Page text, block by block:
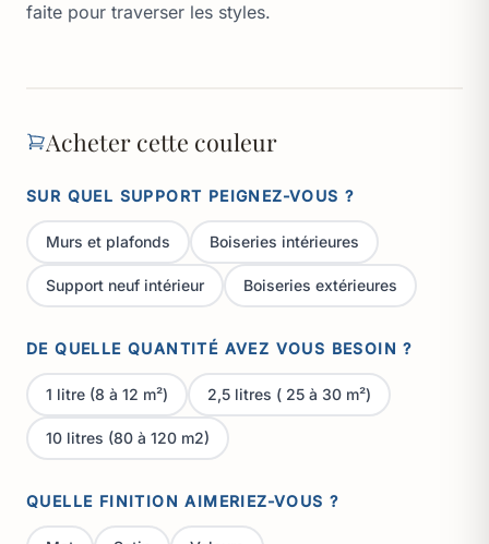
faite pour traverser les styles.
Acheter cette couleur
SUR QUEL SUPPORT PEIGNEZ-VOUS ?
Murs et plafonds Boiseries intérieures
Support neuf intérieur Boiseries extérieures
DE QUELLE QUANTITÉ AVEZ VOUS BESOIN ?
1 litre (8 à 12 m²) 2,5 litres ( 25 à 30 m²)
10 litres (80 à 120 m2)
QUELLE FINITION AIMERIEZ-VOUS ?